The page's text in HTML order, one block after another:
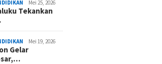
Mei 25, 2026
Tekankan
Mei 19, 2026
Gelar